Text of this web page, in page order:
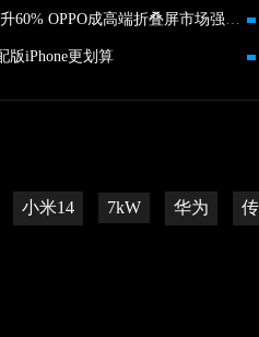
Find N3销量较上一代提升60% OPPO成高端折叠屏市场强有力竞争者
版iPhone更划算
小米14 7kW 华为